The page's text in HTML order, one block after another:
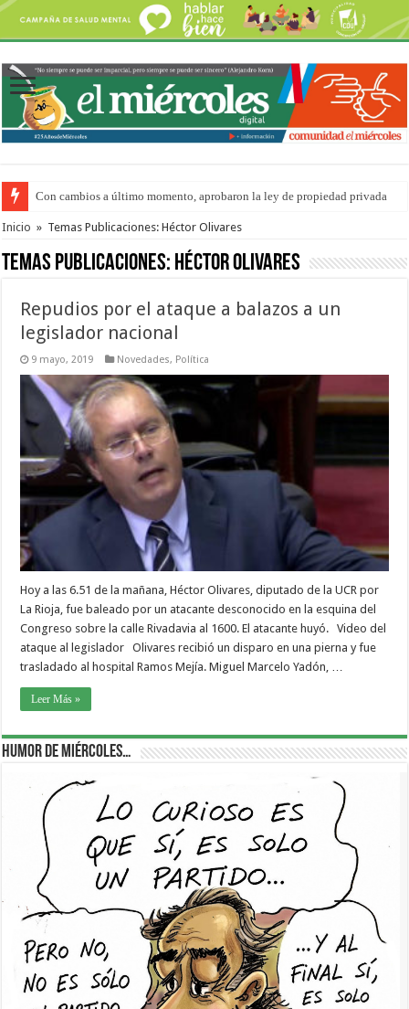
Con cambios a último momento, aprobaron la ley de propiedad privada
Adopción en Entre Ríos: el 35% de los 90 niños, niñas y adolescentes que
Inicio » Temas Publicaciones: Héctor Olivares
Temas Publicaciones: Héctor Olivares
Repudios por el ataque a balazos a un
legislador nacional
9 mayo, 2019 Novedades, Política
Hoy a las 6.51 de la mañana, Héctor Olivares, diputado de la UCR por
La Rioja, fue baleado por un atacante desconocido en la esquina del
Congreso sobre la calle Rivadavia al 1600. El atacante huyó. Video del
ataque al legislador Olivares recibió un disparo en una pierna y fue
trasladado al hospital Ramos Mejía. Miguel Marcelo Yadón, …
Leer Más »
Humor de Miércoles…